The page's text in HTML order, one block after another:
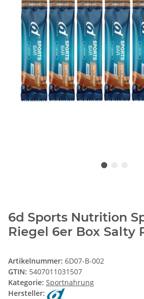
6d Sports Nutrition
Riegel 6er Box Salty
Artikelnummer: 6D07-B-002
GTIN: 5407011031507
Kategorie: Sportnahrung
Hersteller: